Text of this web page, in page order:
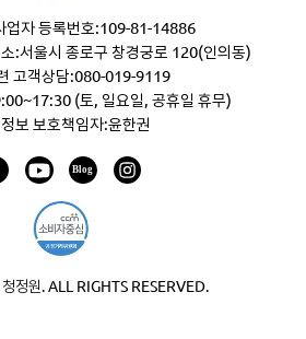
원
업자 등록번호:109-81-14886
:서울시 종로구 창경궁로 120(인의동)
고객상담:080-019-9119
(토, 일요일, 공휴일 휴무)
보 보호책임자:윤한권
정원. ALL RIGHTS RESERVED.